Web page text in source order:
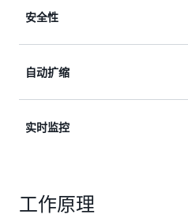
安全性
使用 SSL/TLS 终止、集成
自动扩缩
提供具有高度可用性和自动
实时监控
维护 SLA 合规性。
工作原理